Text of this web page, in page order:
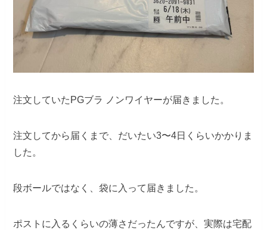
注文していたPGブラ ノンワイヤーが届きました。
注文してから届くまで、だいたい3〜4日くらいかかりま
した。
段ボールではなく、袋に入って届きました。
ポストに入るくらいの薄さだったんですが、実際は宅配